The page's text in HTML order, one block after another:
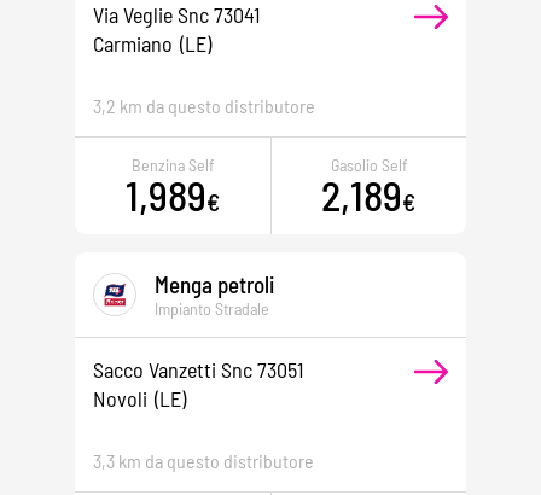
Via Veglie Snc 73041
Carmiano (LE)
3,2 km da questo distributore
Benzina Self
1,989€
Gasolio Self
2,189€
Menga petroli
Impianto Stradale
Sacco Vanzetti Snc 73051
Novoli (LE)
3,3 km da questo distributore